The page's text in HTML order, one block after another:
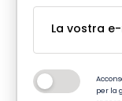
per la